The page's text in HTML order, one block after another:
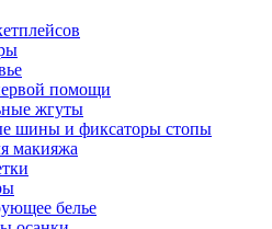
помощи
жгуты
шины и фиксаторы стопы
макияжа
белье